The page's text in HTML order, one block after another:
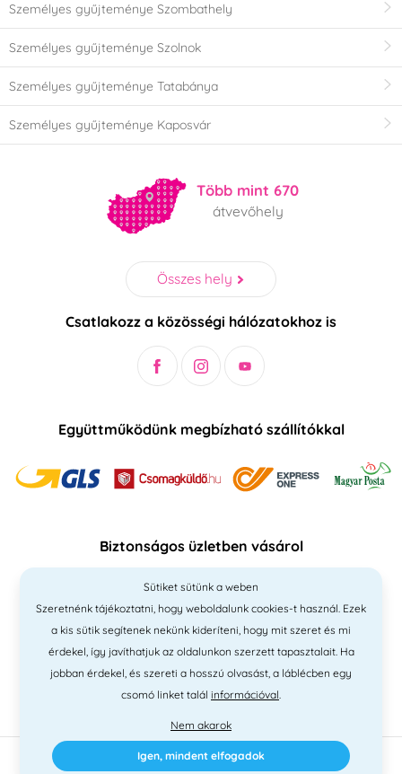
Személyes gyűjteménye Szombathely
Személyes gyűjteménye Szolnok
Személyes gyűjteménye Tatabánya
Személyes gyűjteménye Kaposvár
Több mint 670
átvevőhely
Összes hely
Csatlakozz a közösségi hálózatokhoz is
Együttműködünk megbízható szállítókkal
Biztonságos üzletben vásárol
2010 - 2026 © PNM International Kft. • technikai választék Simplia
Sütiket sütünk a weben
Szeretnénk tájékoztatni, hogy weboldalunk cookies-t használ. Ezek
a kis sütik segítenek nekünk kideríteni, hogy mit szeret és mi
érdekel, így javíthatjuk az oldalunkon szerzett tapasztalait. Ha
jobban érdekel, és szereti a hosszú olvasást, a láblécben egy
csomó linket talál információval.
Nem akarok
Igen, mindent elfogadok